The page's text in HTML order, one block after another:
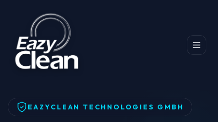
Главная Продукты
EC Series Dry Cleaning Machine in Tokyo
EAZYCLEAN TECHNOLOGIES GMBH